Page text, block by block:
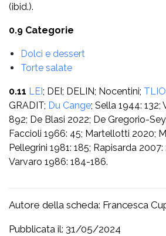
(ibid.).
0.9 Categorie
Dolci e dessert
Torte salate
0.11 LEI; DEI; DELIN; Nocentini; TLIO
GRADIT; Du Cange; Sella 1944: 132;
892; De Blasi 2022; De Gregorio-
Faccioli 1966: 45; Martellotti 2020;
Pellegrini 1981: 185; Rapisarda
Varvaro 1986: 184-186.
Autore della scheda: Francesca
Pubblicata il: 31/05/2024